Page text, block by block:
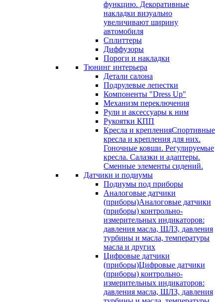
функцию. Декоративные
накладки визуально
увеличивают ширину
автомобиля
Сплиттеры
Диффузоры
Пороги и накладки
Тюнинг интерьера
Детали салона
Подрулевые лепестки
Компоненты "Dress Up"
Механизм переключения
Рули и аксессуары к ним
Рукоятки КПП
Кресла и крепленияСпортивные
кресла и крепления для них.
Гоночные ковши. Регулируемые
кресла. Салазки и адаптеры.
Сменные элементы сидений.
Датчики и подиумы
Подиумы под приборы
Аналоговые датчики
(приборы)Аналоговые датчики
(приборы) контрольно-
измерительных индикаторов:
давления масла, ШЛЗ, давления
турбины и масла, температуры
масла и других
Цифровые датчики
(приборы)Цифровые датчики
(приборы) контрольно-
измерительных индикаторов:
давления масла, ШЛЗ, давления